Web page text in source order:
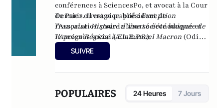
conférences à SciencesPo, et avocat à la Cour
de Paris. Il est vice-président de
l’Association pour la liberté économique et
le progrès social (A.L.E.P.S.).
Dernier ouvrage publié :Exception
française. Histoire d’une société bloquée de
l’Ancien Régime à Emmanuel Macron (Odile
Jacob, 2020).
SUIVRE
POPULAIRES 24 Heures 7 Jours